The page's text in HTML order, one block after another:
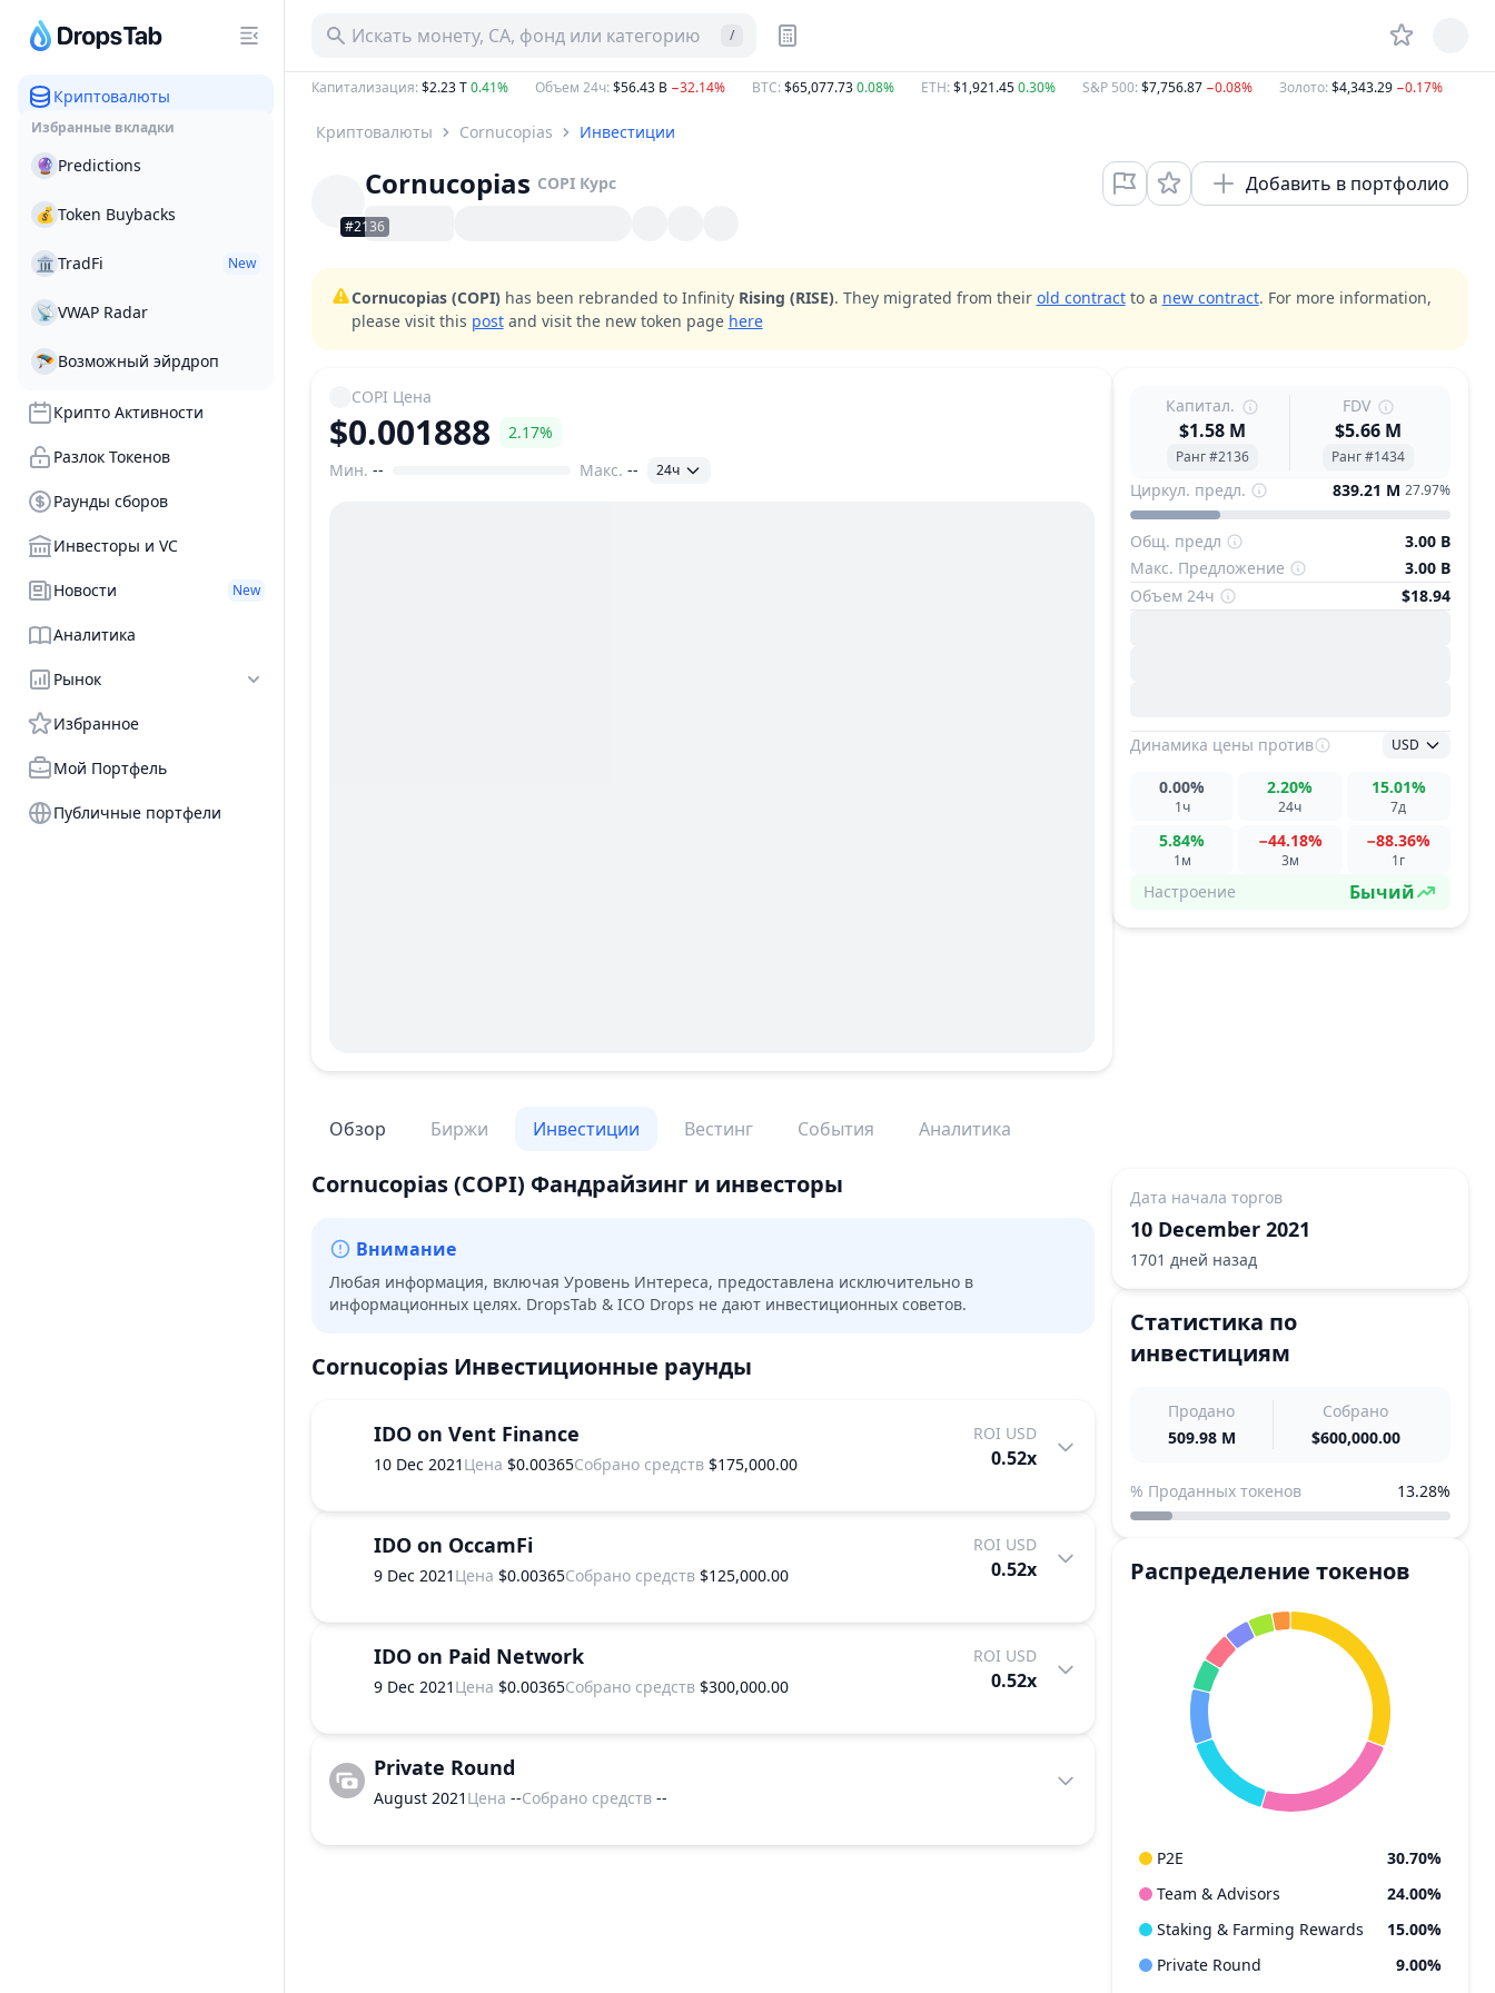
Криптовалюты
Избранные вкладки
🔮 Predictions
💰 Token Buybacks
🏛 TradFi New
📡 VWAP Radar
🪂 Возможный эйрдроп
Крипто Активности
Разлок Токенов
Раунды сборов
Инвесторы и VC
Новости New
Аналитика
Рынок
Избранное
Мой Портфель
Публичные портфели
Искать монету, CA, фонд или категорию /
Капитализация: $2.23 T0.41% Объем 24ч: $56.43 B −32.14% BTC: $65,077.730.08% ETH: $1,921.450.30% S&P 500: $7,756.87 −0.08% Золото: $4,343.29 −0.17%
Криптовалюты Cornucopias Инвестиции
#2136
Cornucopias COPI Курс Добавить в портфолио
Cornucopias (COPI)has been rebranded to Infinity Rising (RISE). They migrated from their old contractto a new contract. For more information,
please visit this postand visit the new token page here
COPI Цена
$0.001888 2.17%
Ценовой диапазон
Мин. -- Макс. -- 24ч
Капитал.
$1.58 M
Ранг #2136
FDV
$5.66 M
Ранг #1434
Циркул. предл. 839.21 M 27.97%
Общ. предл
3.00 B
Макс. Предложение
3.00 B
Объем 24ч
$18.94
Динамика цены против USD
1ч
0.00%
24ч
2.20%
7д
15.01%
1м
5.84%
3м
−44.18%
1г
−88.36%
Настроение Бычий
Обзор Биржи Инвестиции Вестинг События Аналитика
Cornucopias(COPI) Фандрайзинг и инвесторы
Внимание
Любая информация, включая Уровень Интереса, предоставлена исключительно в
информационных целях. DropsTab & ICO Drops не дают инвестиционных советов.
Cornucopias Инвестиционные раунды
IDO on Vent Finance
10 Dec 2021 Цена $0.00365Собрано средств $175,000.00
ROI USD
0.52x
IDO on OccamFi
9 Dec 2021 Цена $0.00365Собрано средств $125,000.00
ROI USD
0.52x
IDO on Paid Network
9 Dec 2021 Цена $0.00365Собрано средств $300,000.00
ROI USD
0.52x
Private Round
August 2021 Цена --Собрано средств --
Дата начала торгов
10 December 2021
1701 дней назад
Статистика по
инвестициям
Продано
509.98 M
Собрано
$600,000.00
% Проданных токенов 13.28%
Распределение токенов
P2E
30.70%
Team & Advisors
24.00%
Staking & Farming Rewards
15.00%
Private Round
9.00%